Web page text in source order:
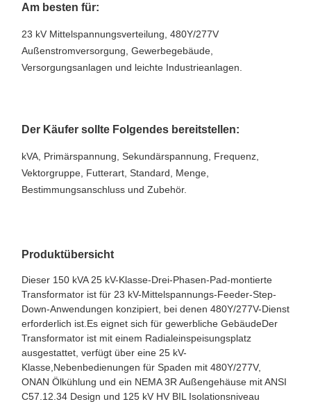
Am besten für:
23 kV Mittelspannungsverteilung, 480Y/277V
Außenstromversorgung, Gewerbegebäude,
Versorgungsanlagen und leichte Industrieanlagen.
Der Käufer sollte Folgendes bereitstellen:
kVA, Primärspannung, Sekundärspannung, Frequenz,
Vektorgruppe, Futterart, Standard, Menge,
Bestimmungsanschluss und Zubehör.
Produktübersicht
Dieser 150 kVA 25 kV-Klasse-Drei-Phasen-Pad-montierte
Transformator ist für 23 kV-Mittelspannungs-Feeder-Step-
Down-Anwendungen konzipiert, bei denen 480Y/277V-Dienst
erforderlich ist.Es eignet sich für gewerbliche GebäudeDer
Transformator ist mit einem Radialeinspeisungsplatz
ausgestattet, verfügt über eine 25 kV-
Klasse,Nebenbedienungen für Spaden mit 480Y/277V,
ONAN Ölkühlung und ein NEMA 3R Außengehäuse mit ANSI
C57.12.34 Design und 125 kV HV BIL Isolationsniveau